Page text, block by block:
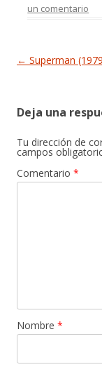
un comentario
Navegación de
← Superman
Deja una
Tu dirección de
campos
Comentario *
Nombre *